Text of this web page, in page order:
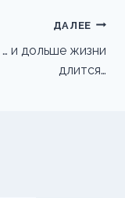
ДАЛЕЕ
… и дольше жизни
длится…